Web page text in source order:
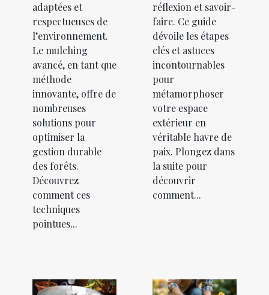
adaptées et
respectueuses de
l’environnement.
Le mulching
avancé, en tant que
méthode
innovante, offre de
nombreuses
solutions pour
optimiser la
gestion durable
des forêts.
Découvrez
comment ces
techniques
pointues...
réflexion et savoir-
faire. Ce guide
dévoile les étapes
clés et astuces
incontournables
pour
métamorphoser
votre espace
extérieur en
véritable havre de
paix. Plongez dans
la suite pour
découvrir
comment...